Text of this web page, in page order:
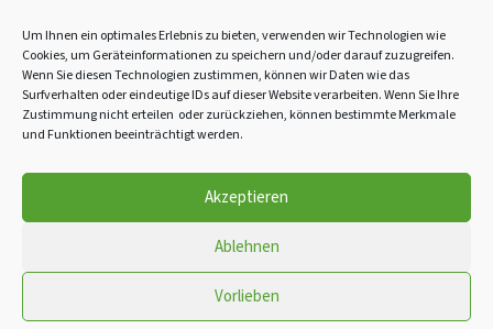
Um Ihnen ein optimales Erlebnis zu bieten, verwenden wir Technologien wie
Cookies, um Geräteinformationen zu speichern und/oder darauf zuzugreifen.
Wenn Sie diesen Technologien zustimmen, können wir Daten wie das
Surfverhalten oder eindeutige IDs auf dieser Website verarbeiten. Wenn Sie Ihre
Zustimmung nicht erteilen oder zurückziehen, können bestimmte Merkmale
und Funktionen beeinträchtigt werden.
Akzeptieren
Ablehnen
Vorlieben
Impressum
AGBs
Cookie-Richtlinie (EU)
Naturparkhotel & Landgasthof Stromberg • Güglinger Straße 5 • 74343